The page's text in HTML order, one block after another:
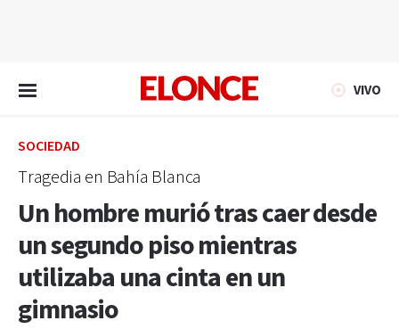
VIVO
SOCIEDAD
Tragedia en Bahía Blanca
Un hombre murió tras caer desde
un segundo piso mientras
utilizaba una cinta en un
gimnasio